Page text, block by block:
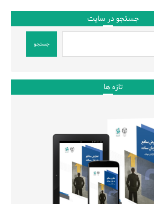
جستجو در سایت
جستجو
تازه ها